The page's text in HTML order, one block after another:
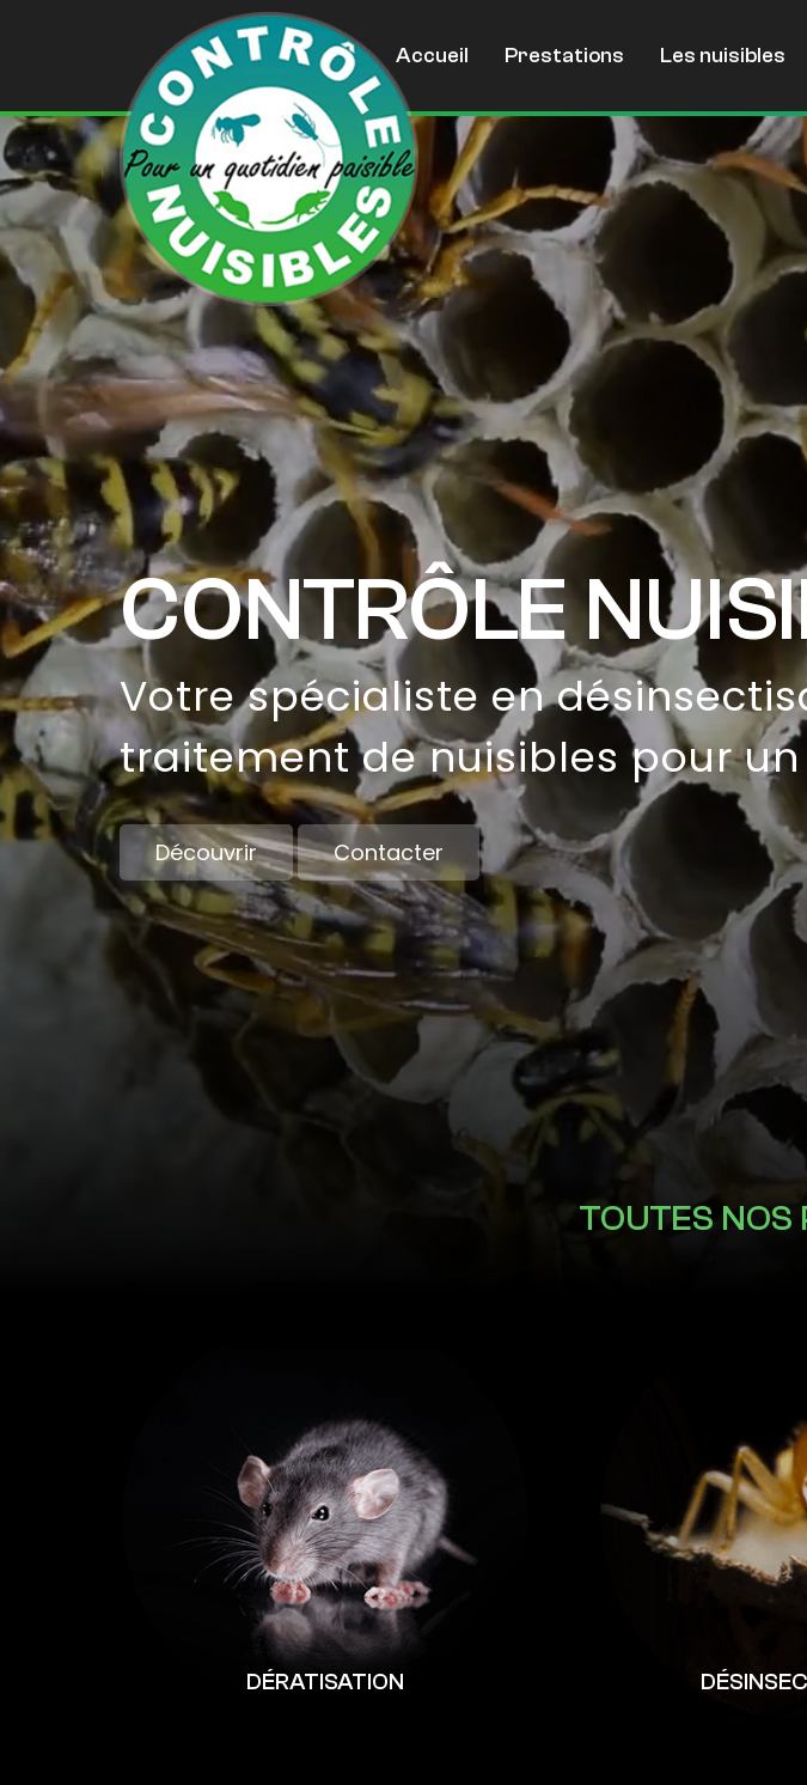
Accueil Prestations Les nuisibles
CONTRÔLE
Votre spécialiste en
traitement de nuisibles pour
Découvrir Contacter
TOUTES NOS
DÉRATISATION